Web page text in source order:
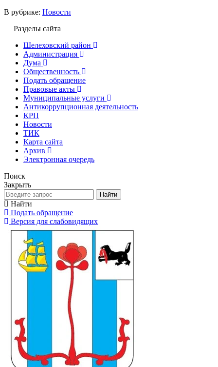
В рубрике: Новости
Разделы сайта
Шелеховский район
Администрация
Дума
Общественность
Подать обращение
Правовые акты
Муниципальные услуги
Антикоррупционная деятельность
КРП
Новости
ТИК
Карта сайта
Архив
Электронная очередь
Поиск
Закрыть
Найти
Найти
Подать обращение
Версия для слабовидящих